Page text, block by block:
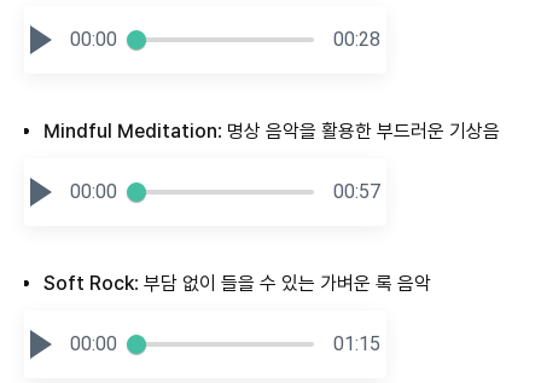
00:00 00:28
Mindful Meditation: 명상 음악을 활용한 부드러운 기상음
00:00 00:57
Soft Rock: 부담 없이 들을 수 있는 가벼운 록 음악
00:00 01:15